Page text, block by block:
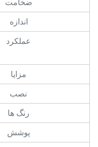
ضخامت
اندازه
عملکرد
مزایا
نصب
رنگ ها
پوشش